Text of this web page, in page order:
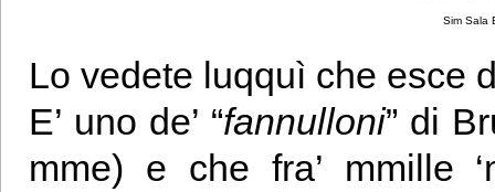
Sim Sala
Lo vedete luqquì che esce
E’ uno de’ “fannulloni” di
mme) e che fra’ mmille